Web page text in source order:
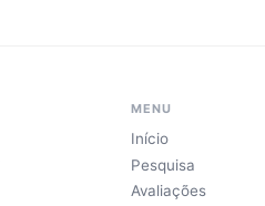
MENU
Início
Pesquisa
Avaliações